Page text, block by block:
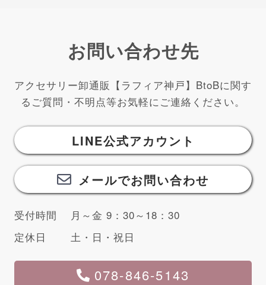
お問い合わせ先
アクセサリー卸通販【ラフィア神戸】BtoBに関す
るご質問・不明点等お気軽にご連絡ください。
LINE公式アカウント
メールでお問い合わせ
受付時間
月～金 9：30～18：30
定休日
土・日・祝日
078-846-5143